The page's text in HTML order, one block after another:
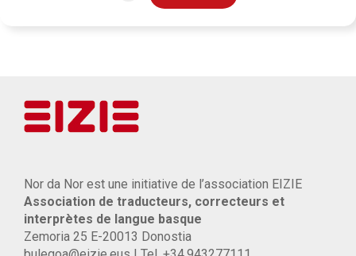
Nor da Nor est une initiative de l’association EIZIE
Association de traducteurs, correcteurs et
interprètes de langue basque
Zemoria 25 E-20013 Donostia